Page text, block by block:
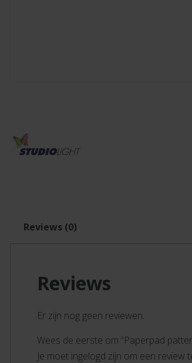
Reviews (0)
Reviews
Er zijn nog geen reviewen.
Wees de eerste om “Paperpad
Je moet ingelogd zijn om een review